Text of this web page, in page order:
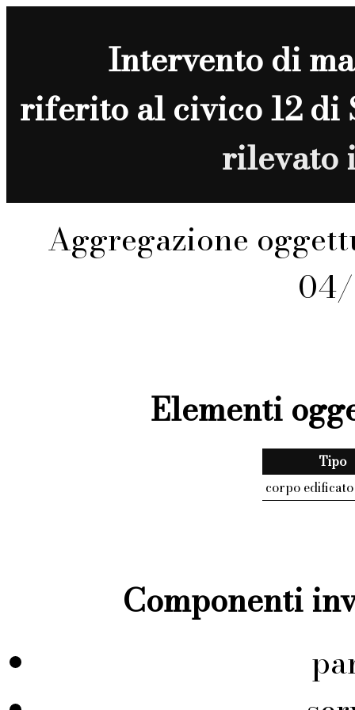
Intervento di
riferito al civico 12 di
rilevato
Aggregazione
Elementi
Tipo
corpo edificato
Componenti